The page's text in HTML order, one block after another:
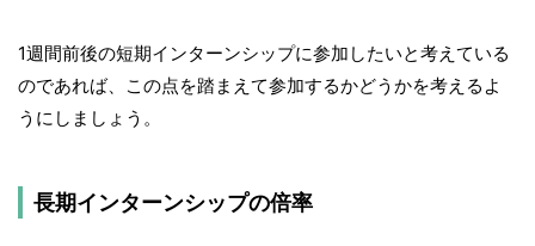
1週間前後の短期インターンシップに参加したいと考えている
のであれば、この点を踏まえて参加するかどうかを考えるよ
うにしましょう。
長期インターンシップの倍率